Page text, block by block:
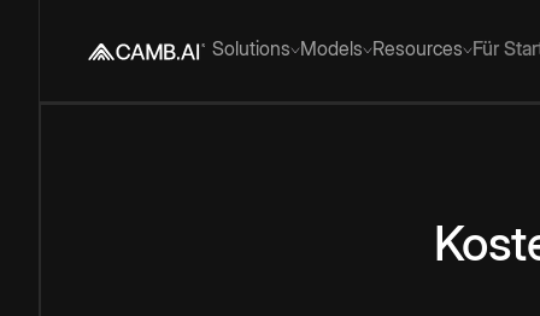
Solutions Models Resources Für